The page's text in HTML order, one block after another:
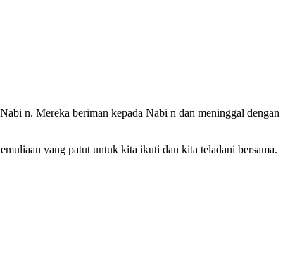
n. Mereka beriman kepada Nabi n dan meninggal dengan
yang patut untuk kita ikuti dan kita teladani bersama.